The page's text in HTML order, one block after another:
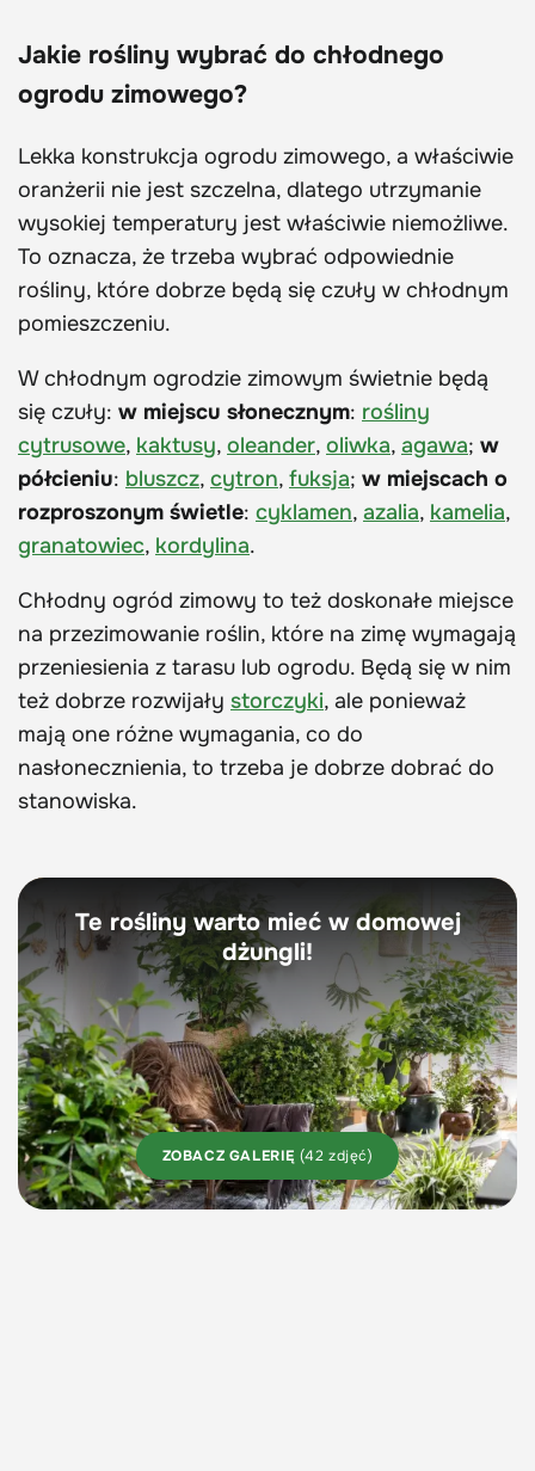
Jakie rośliny wybrać do chłodnego
ogrodu zimowego?
Lekka konstrukcja ogrodu zimowego, a właściwie
oranżerii nie jest szczelna, dlatego utrzymanie
wysokiej temperatury jest właściwie niemożliwe.
To oznacza, że trzeba wybrać odpowiednie
rośliny, które dobrze będą się czuły w chłodnym
pomieszczeniu.
W chłodnym ogrodzie zimowym świetnie będą
się czuły: w miejscu słonecznym: rośliny
cytrusowe, kaktusy, oleander, oliwka, agawa; w
półcieniu: bluszcz, cytron, fuksja; w miejscach o
rozproszonym świetle: cyklamen, azalia, kamelia,
granatowiec, kordylina.
Chłodny ogród zimowy to też doskonałe miejsce
na przezimowanie roślin, które na zimę wymagają
przeniesienia z tarasu lub ogrodu. Będą się w nim
też dobrze rozwijały storczyki, ale ponieważ
mają one różne wymagania, co do
nasłonecznienia, to trzeba je dobrze dobrać do
stanowiska.
Te rośliny warto mieć w domowej
dżungli!
ZOBACZ GALERIĘ (42 zdjęć)